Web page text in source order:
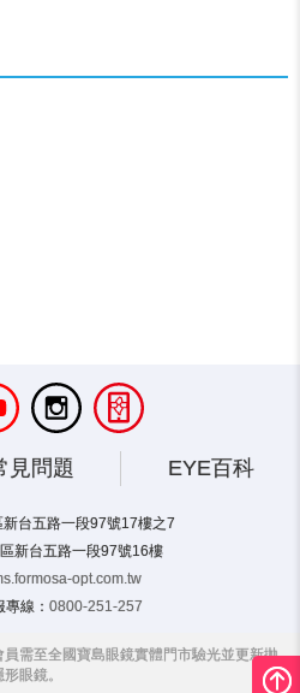
見問題 EYE百科
台五路一段97號17樓之7
新台五路一段97號16樓
opt.com.tw
線： 0800-251-257